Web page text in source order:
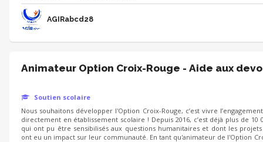
AGIRabcd28
Animateur Option Croix-Rouge - Aide aux
Soutien scolaire
Nous souhaitons développer l'Option Croix-Rouge, c’est vivre
directement en établissement scolaire ! Depuis 2016, c’est déjà plus de 10
qui ont pu être sensibilisés aux questions humanitaires et dont les
ont eu un impact sur leur communauté. En tant qu'animateur de l'Option